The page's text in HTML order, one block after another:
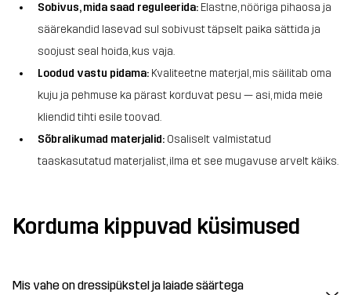
Sobivus, mida saad reguleerida: Elastne, nööriga pihaosa ja
säärekandid lasevad sul sobivust täpselt paika sättida ja
soojust seal hoida, kus vaja.
Loodud vastu pidama: Kvaliteetne materjal, mis säilitab oma
kuju ja pehmuse ka pärast korduvat pesu — asi, mida meie
kliendid tihti esile toovad.
Sõbralikumad materjalid: Osaliselt valmistatud
taaskasutatud materjalist, ilma et see mugavuse arvelt käiks.
Korduma kippuvad küsimused
Mis vahe on dressipükstel ja laiade säärtega